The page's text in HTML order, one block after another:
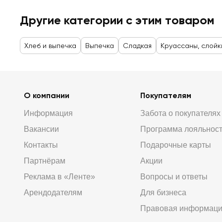
Другие категории с этим товаром
Хлеб и выпечка Выпечка Сладкая Круассаны,
О компании
Информация
Вакансии
Контакты
Партнёрам
Реклама в «Ленте»
Арендодателям
Покупателям
Забота о покупателях
Программа
Подарочные карты
Акции
Вопросы и ответы
Для бизнеса
Правовая